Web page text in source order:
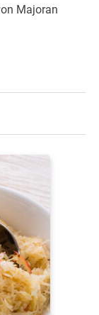
Majoran